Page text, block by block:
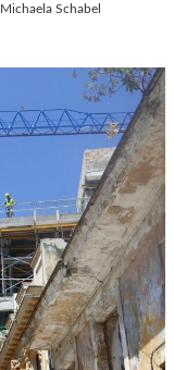
Michaela Schabel